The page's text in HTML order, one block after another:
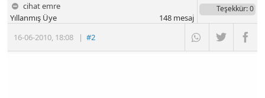
cihat emre
16-06-2010, 18:08 |#2
Yıllanmış Üye
Teşekkür: 0
148mesaj